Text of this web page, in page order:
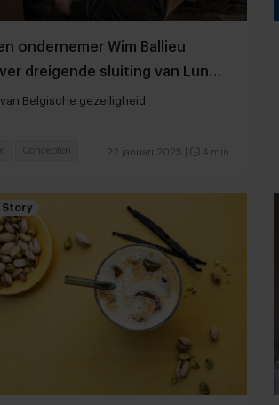
ondernemer Wim Ballieu
dreigende sluiting van Lunch
Belgische gezelligheid
22 januari 2025 4 min
Concepten
Story